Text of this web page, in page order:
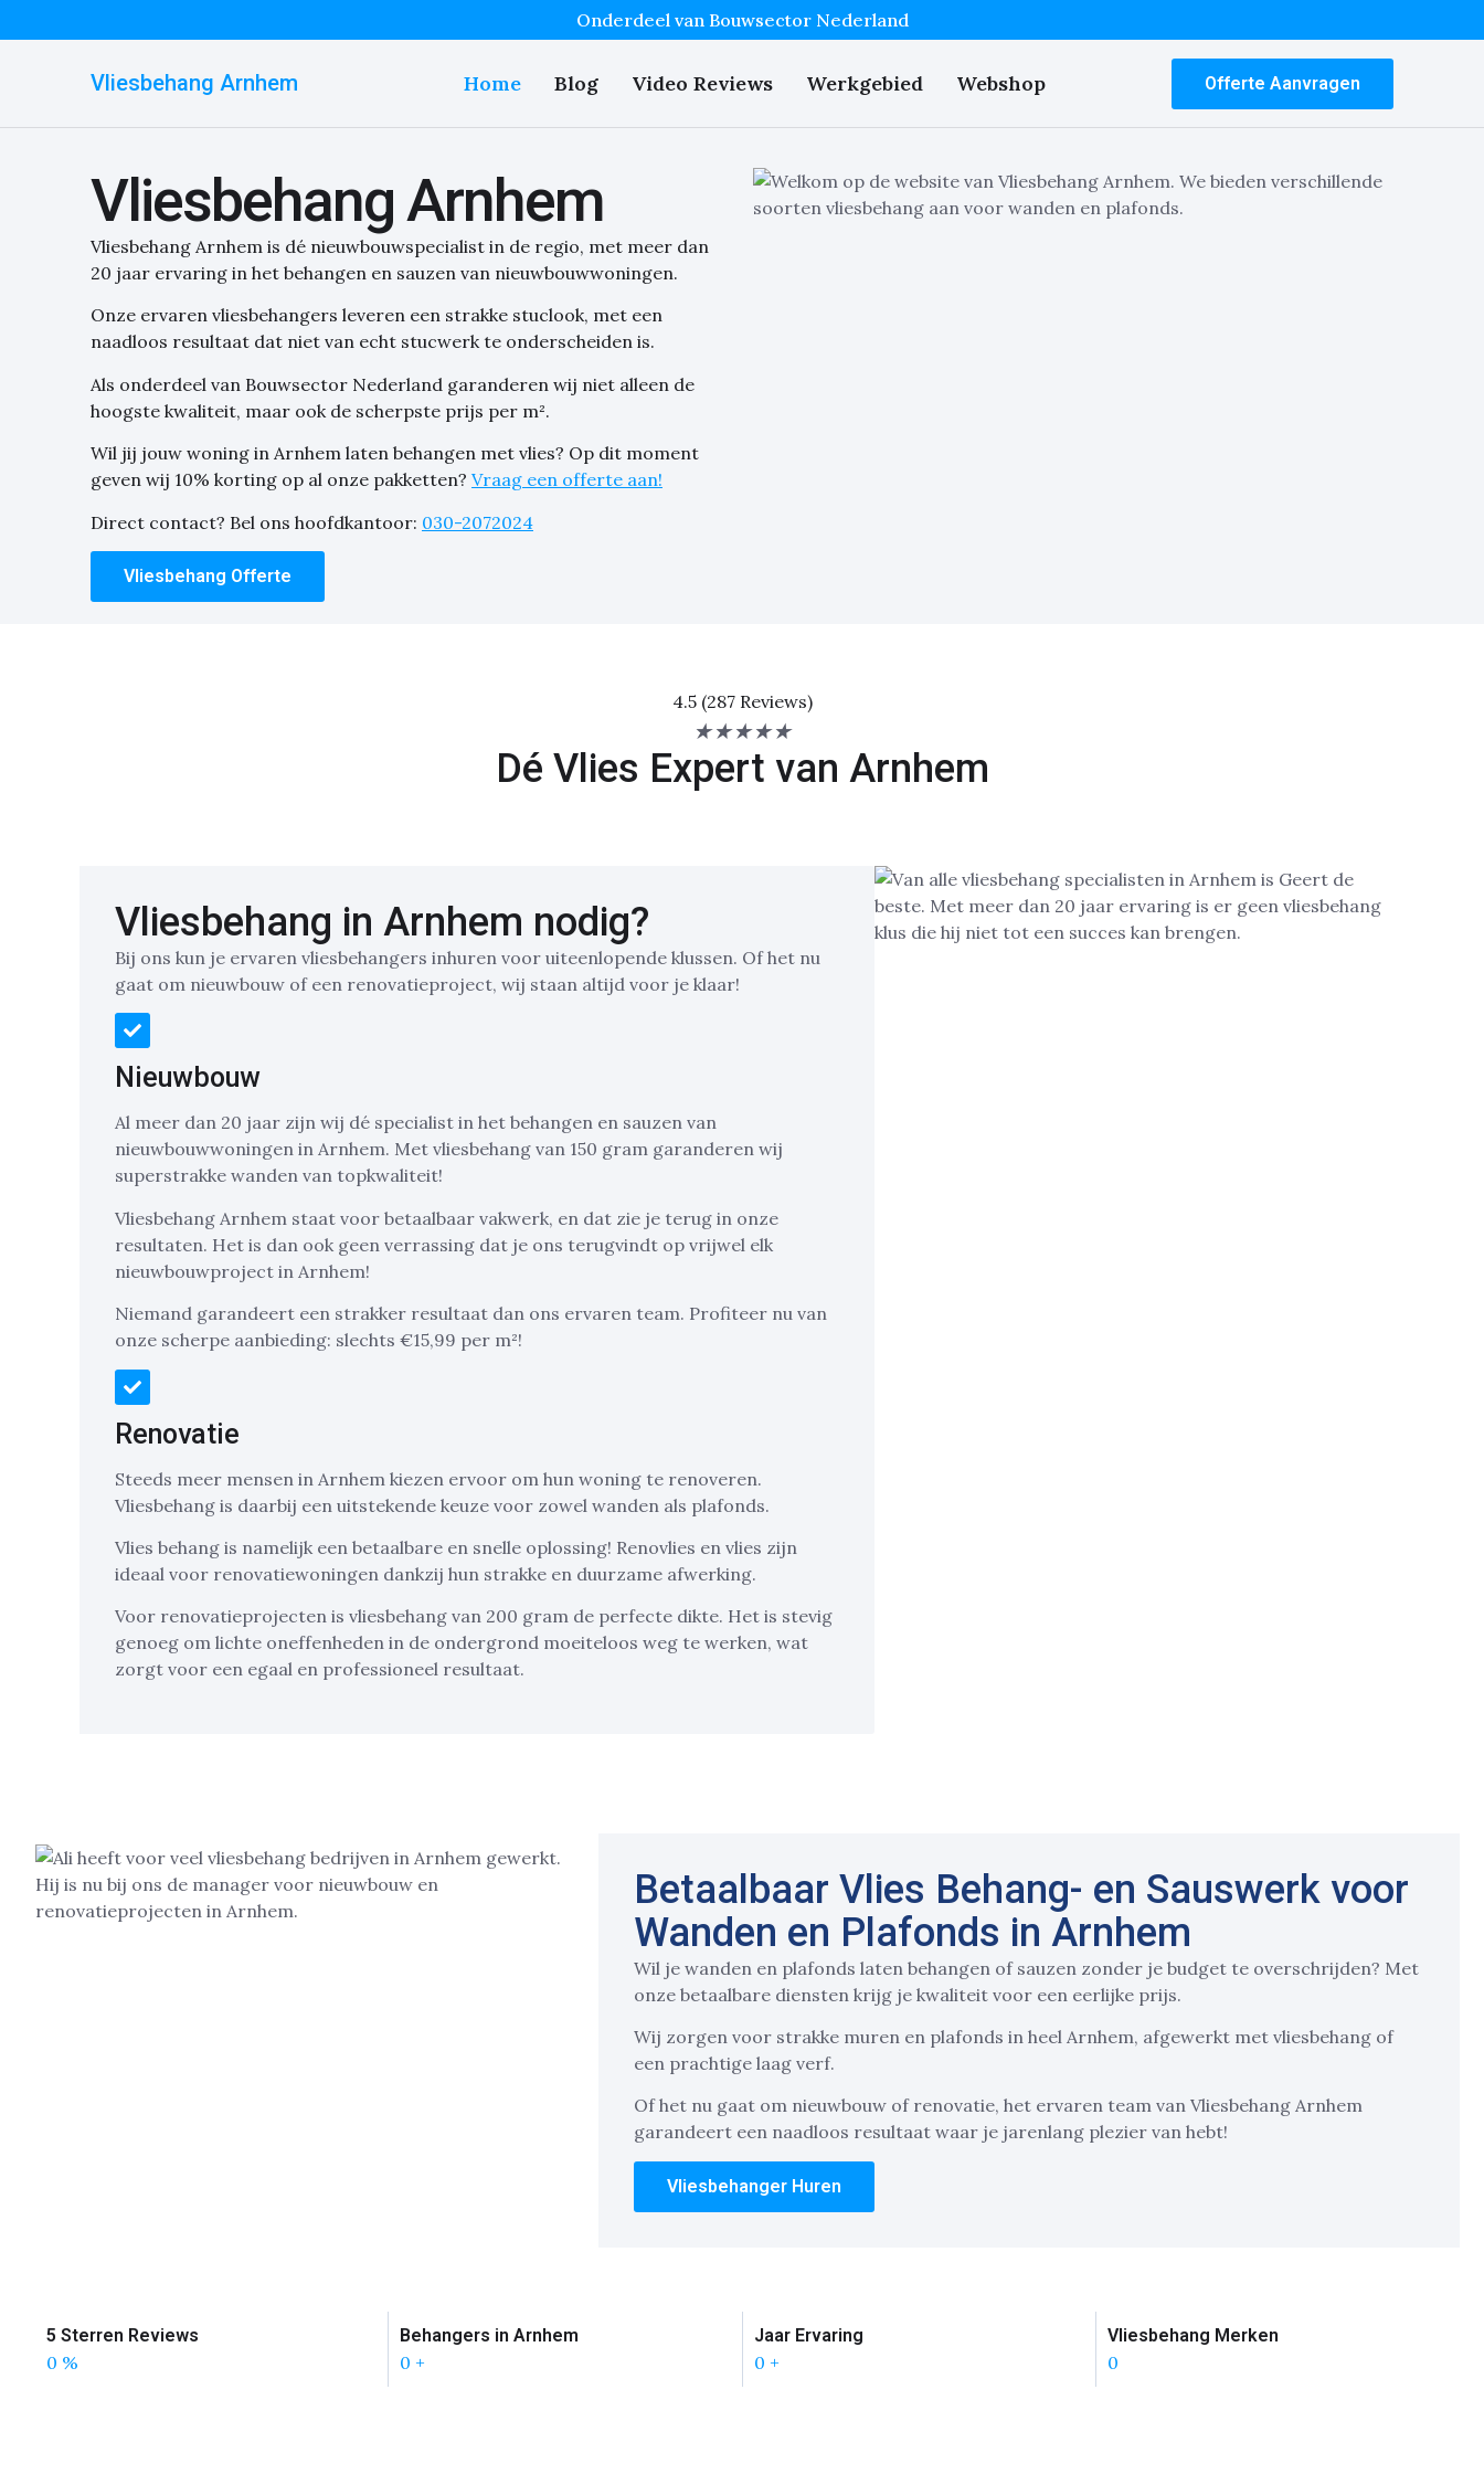
Onderdeel van Bouwsector Nederland
Vliesbehang Arnhem Home Blog Video Reviews Werkgebied Webshop Offerte Aanvragen
Vliesbehang Arnhem
Vliesbehang Arnhem is dé nieuwbouwspecialist in de regio, met meer dan
20 jaar ervaring in het behangen en sauzen van nieuwbouwwoningen.
Onze ervaren vliesbehangers leveren een strakke stuclook, met een
naadloos resultaat dat niet van echt stucwerk te onderscheiden is.
Als onderdeel van Bouwsector Nederland garanderen wij niet alleen de
hoogste kwaliteit, maar ook de scherpste prijs per m².
Wil jij jouw woning in Arnhem laten behangen met vlies? Op dit moment
geven wij 10% korting op al onze pakketten? Vraag een offerte aan!
Direct contact? Bel ons hoofdkantoor: 030-2072024
Vliesbehang Offerte
4.5 (287 Reviews)
★★★★★
Dé Vlies Expert van Arnhem
Vliesbehang in Arnhem nodig?
Bij ons kun je ervaren vliesbehangers inhuren voor uiteenlopende klussen. Of het nu
gaat om nieuwbouw of een renovatieproject, wij staan altijd voor je klaar!
Nieuwbouw
Al meer dan 20 jaar zijn wij dé specialist in het behangen en sauzen van
nieuwbouwwoningen in Arnhem. Met vliesbehang van 150 gram garanderen wij
superstrakke wanden van topkwaliteit!
Vliesbehang Arnhem staat voor betaalbaar vakwerk, en dat zie je terug in onze
resultaten. Het is dan ook geen verrassing dat je ons terugvindt op vrijwel elk
nieuwbouwproject in Arnhem!
Niemand garandeert een strakker resultaat dan ons ervaren team. Profiteer nu van
onze scherpe aanbieding: slechts €15,99 per m²!
Renovatie
Steeds meer mensen in Arnhem kiezen ervoor om hun woning te renoveren.
Vliesbehang is daarbij een uitstekende keuze voor zowel wanden als plafonds.
Vlies behang is namelijk een betaalbare en snelle oplossing! Renovlies en vlies zijn
ideaal voor renovatiewoningen dankzij hun strakke en duurzame afwerking.
Voor renovatieprojecten is vliesbehang van 200 gram de perfecte dikte. Het is stevig
genoeg om lichte oneffenheden in de ondergrond moeiteloos weg te werken, wat
zorgt voor een egaal en professioneel resultaat.
Betaalbaar Vlies Behang- en Sauswerk voor
Wanden en Plafonds in Arnhem
Wil je wanden en plafonds laten behangen of sauzen zonder je budget te overschrijden? Met
onze betaalbare diensten krijg je kwaliteit voor een eerlijke prijs.
Wij zorgen voor strakke muren en plafonds in heel Arnhem, afgewerkt met vliesbehang of
een prachtige laag verf.
Of het nu gaat om nieuwbouw of renovatie, het ervaren team van Vliesbehang Arnhem
garandeert een naadloos resultaat waar je jarenlang plezier van hebt!
Vliesbehanger Huren
5 Sterren Reviews
0 %
Behangers in Arnhem
0 +
Jaar Ervaring
0 +
Vliesbehang Merken
0